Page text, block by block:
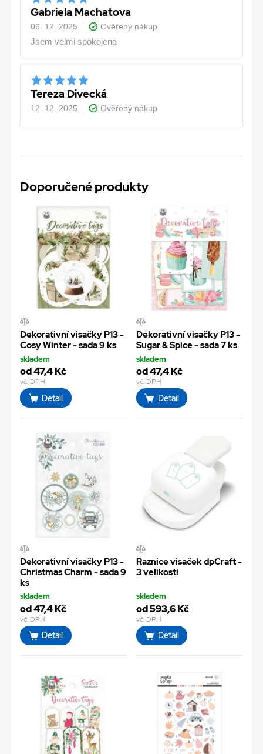
Gabriela Machatova
06. 12. 2025
Ověřený nákup
Jsem velmi spokojena
Tereza Divecká
12. 12. 2025 Ověřený nákup
Doporučené produkty
Dekorativní visačky P13 -
Cosy Winter - sada 9 ks
skladem
od 47,4 Kč
vč. DPH
Detail
Dekorativní visačky P13 -
Sugar & Spice - sada 7 ks
skladem
od 47,4 Kč
vč. DPH
Detail
Dekorativní visačky P13 -
Christmas Charm - sada 9
ks
skladem
od 47,4 Kč
vč. DPH
Detail
Raznice visaček dpCraft -
3 velikosti
skladem
od 593,6 Kč
vč. DPH
Detail